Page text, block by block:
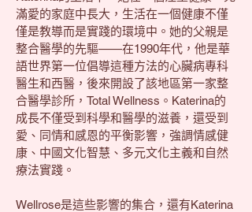
滿愛的家庭中長大，生活在一個健康不僅
僅是教導而是實踐的環境中。她的父親是
整合醫學的先驅——在1990年代，他是華
語世界第一位倡導這種方法的心臟病專科
醫生和西醫，後來開設了該地區第一家整
合醫學診所，Total Wellness。Katerina的
成長不僅受到科學和醫學的滋養，還受到
愛、同情和感恩的平衡影響，強調情感健
康、中國文化智慧、多元文化主義和自然
療法實踐。
Wellrose是這些影響的集合，還有Katerina